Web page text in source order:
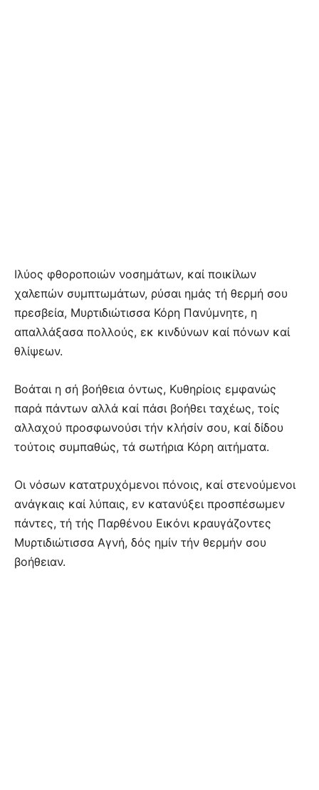
Ιλύος φθοροποιών νοσημάτων, καί ποικίλων
χαλεπών συμπτωμάτων, ρύσαι ημάς τή θερμή σου
πρεσβεία, Μυρτιδιώτισσα Κόρη Πανύμνητε, η
απαλλάξασα πολλούς, εκ κινδύνων καί πόνων καί
θλίψεων.
Βοάται η σή βοήθεια όντως, Κυθηρίοις εμφανώς
παρά πάντων αλλά καί πάσι βοήθει ταχέως, τοίς
αλλαχού προσφωνούσι τήν κλήσίν σου, καί δίδου
τούτοις συμπαθώς, τά σωτήρια Κόρη αιτήματα.
Οι νόσων κατατρυχόμενοι πόνοις, καί στενούμενοι
ανάγκαις καί λύπαις, εν κατανύξει προσπέσωμεν
πάντες, τή τής Παρθένου Εικόνι κραυγάζοντες
Μυρτιδιώτισσα Αγνή, δός ημίν τήν θερμήν σου
βοήθειαν.